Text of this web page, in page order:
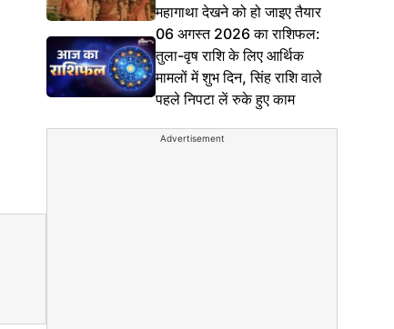
महागाथा देखने को हो जाइए तैयार
06 अगस्त 2026 का राशिफल:
तुला-वृष राशि के लिए आर्थिक
मामलों में शुभ दिन, सिंह राशि वाले
पहले निपटा लें रुके हुए काम
Advertisement